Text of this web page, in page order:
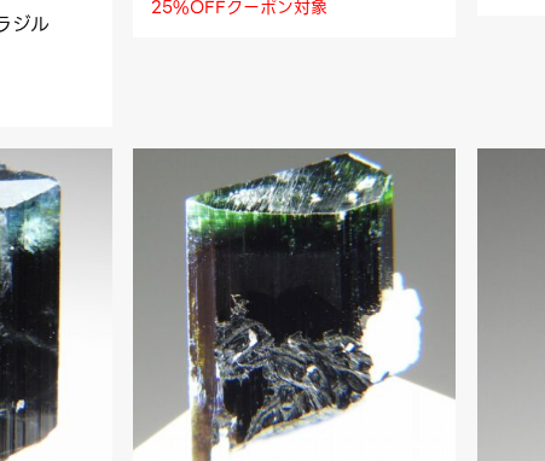
ジル
25%OFFクーポン対象